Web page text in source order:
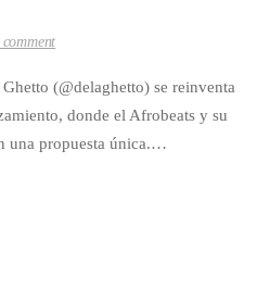
(@delaghetto) se reinventa
donde el Afrobeats y su
una propuesta única.…